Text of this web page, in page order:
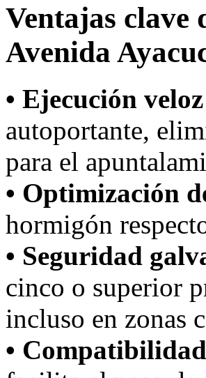
Ventajas clave
Avenida
• Ejecución
autoportante,
para el
• Optimización
hormigón
• Seguridad
cinco o superior
incluso en zonas
•